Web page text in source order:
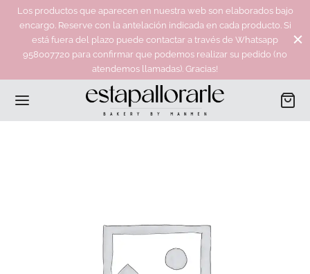
Los productos que aparecen en nuestra web son elaborados bajo
encargo. Reserve con la antelación indicada en cada producto. Si
está fuera del plazo puede contactar a través de Whatsapp
958007720 para confirmar que podemos realizar su pedido (no
atendemos llamadas). Gracias!